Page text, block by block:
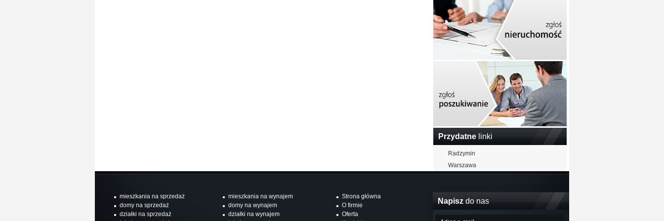
Przydatne linki
Radzymin
Warszawa
mieszkania na sprzedaż
domy na sprzedaż
działki na sprzedaż
mieszkania na wynajem
domy na wynajem
działki na wynajem
Strona główna
O firmie
Oferta
Napisz do nas